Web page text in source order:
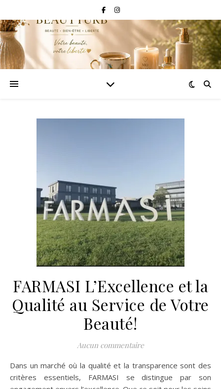
FARMASI L’Excellence et la
Qualité au Service de Votre
Beauté!
Aucun commentaire
Dans un marché où la qualité et la transparence sont des
critères essentiels, FARMASI se distingue par son